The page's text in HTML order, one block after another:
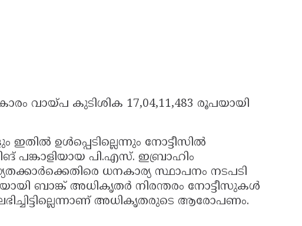
വായ്പ കുടിശിക 17,04,11,483 രൂപയായി
ഉൾപ്പെടില്ലെന്നും നോട്ടീസിൽ
പങ്കാളിയായ പി.എസ്. ഇബ്രാഹിം
ധനകാര്യ സ്ഥാപനം നടപടി
ബാങ്ക് അധികൃതർ നിരന്തരം നോട്ടീസുകൾ
അധികൃതരുടെ ആരോപണം.